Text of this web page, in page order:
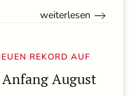
weiterlesen
REKORD AUF
Anfang August